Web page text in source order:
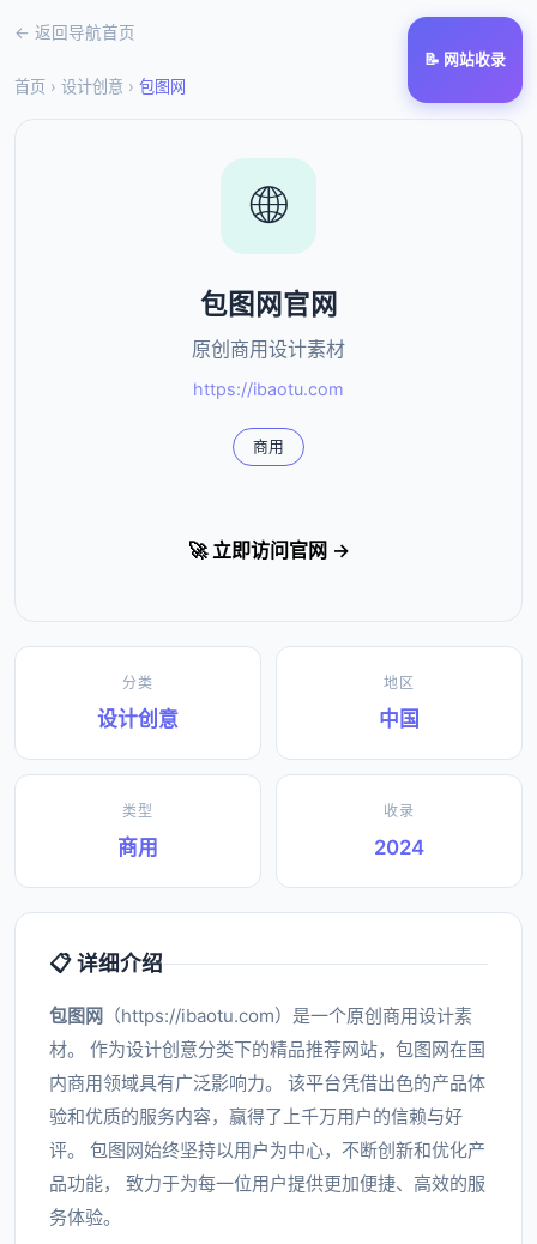
📝 网站收录
← 返回导航首页
首页 › 设计创意 › 包图网
🌐
包图网官网
原创商用设计素材
https://ibaotu.com
商用
🚀 立即访问官网 →
分类
设计创意
地区
中国
类型
商用
收录
2024
📋 详细介绍
包图网 （https://ibaotu.com）是一个原创商用设计素
材。 作为设计创意分类下的精品推荐网站，包图网在国
内商用领域具有广泛影响力。 该平台凭借出色的产品体
验和优质的服务内容，赢得了上千万用户的信赖与好
评。 包图网始终坚持以用户为中心，不断创新和优化产
品功能， 致力于为每一位用户提供更加便捷、高效的服
务体验。